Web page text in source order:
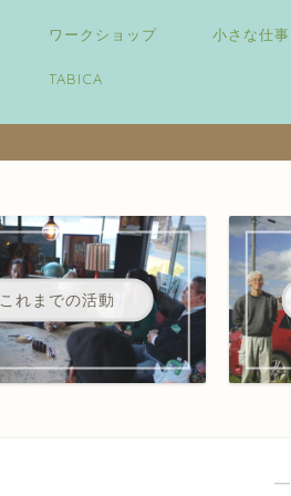
ワークショップ 小さな仕
TABICA
これまでの活動